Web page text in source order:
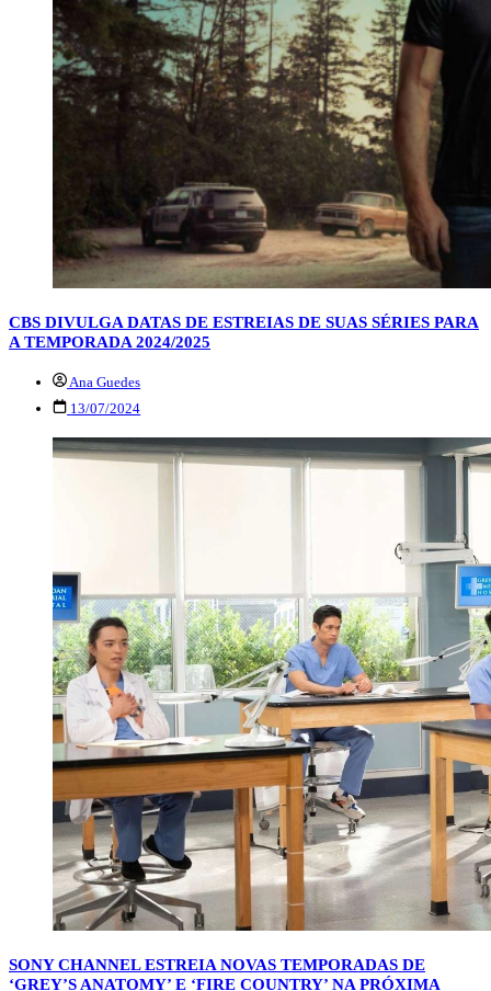
CBS DIVULGA DATAS DE ESTREIAS DE SUAS SÉRIES PARA
A TEMPORADA 2024/2025
Ana Guedes
13/07/2024
SONY CHANNEL ESTREIA NOVAS TEMPORADAS DE
‘GREY’S ANATOMY’ E ‘FIRE COUNTRY’ NA PRÓXIMA